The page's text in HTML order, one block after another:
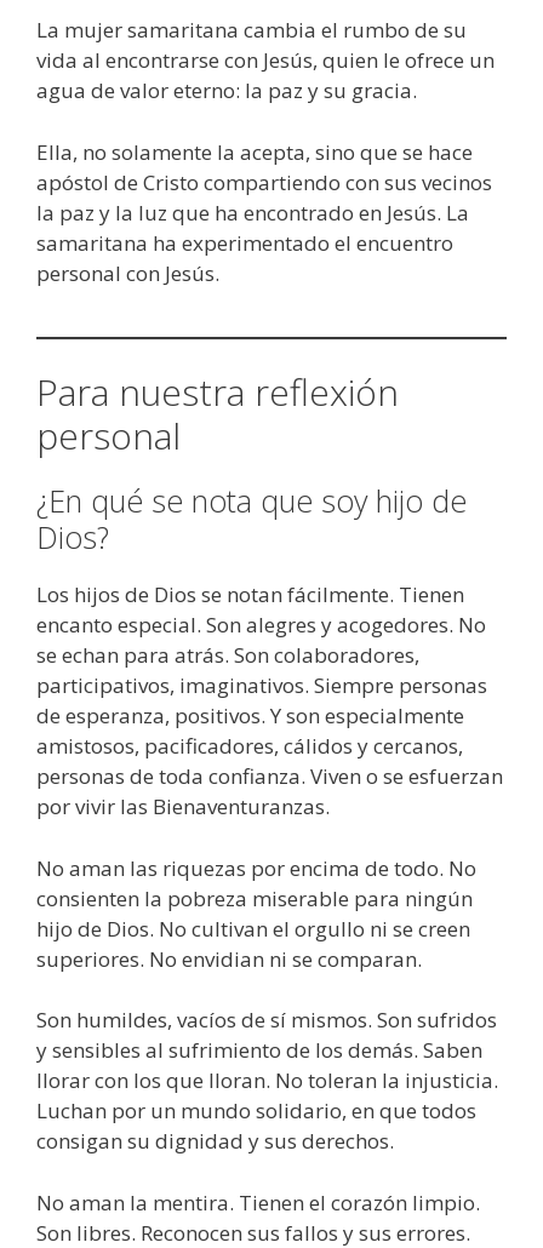
La mujer samaritana cambia el rumbo de su
vida al encontrarse con Jesús, quien le ofrece un
agua de valor eterno: la paz y su gracia.
Ella, no solamente la acepta, sino que se hace
apóstol de Cristo compartiendo con sus vecinos
la paz y la luz que ha encontrado en Jesús. La
samaritana ha experimentado el encuentro
personal con Jesús.
Para nuestra reflexión
personal
¿En qué se nota que soy hijo de
Dios?
Los hijos de Dios se notan fácilmente. Tienen
encanto especial. Son alegres y acogedores. No
se echan para atrás. Son colaboradores,
participativos, imaginativos. Siempre personas
de esperanza, positivos. Y son especialmente
amistosos, pacificadores, cálidos y cercanos,
personas de toda confianza. Viven o se esfuerzan
por vivir las Bienaventuranzas.
No aman las riquezas por encima de todo. No
consienten la pobreza miserable para ningún
hijo de Dios. No cultivan el orgullo ni se creen
superiores. No envidian ni se comparan.
Son humildes, vacíos de sí mismos. Son sufridos
y sensibles al sufrimiento de los demás. Saben
llorar con los que lloran. No toleran la injusticia.
Luchan por un mundo solidario, en que todos
consigan su dignidad y sus derechos.
No aman la mentira. Tienen el corazón limpio.
Son libres. Reconocen sus fallos y sus errores.